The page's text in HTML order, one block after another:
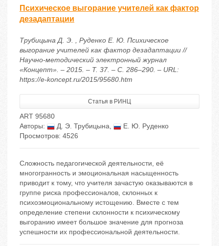
Психическое выгорание учителей как фактор
дезадаптации
Трубицына Д. Э. , Руденко Е. Ю. Психическое
выгорание учителей как фактор дезадаптации //
Научно-методический электронный журнал
«Концепт». – 2015. – Т. 37. – С. 286–290. – URL:
https://e-koncept.ru/2015/95680.htm
Статья в РИНЦ
ART 95680
Авторы:
Д. Э. Трубицына,
Е. Ю. Руденко
Просмотров: 4526
Сложность педагогической деятельности, её
многогранность и эмоциональная насыщенность
приводит к тому, что учителя зачастую оказываются в
группе риска профессионалов, склонных к
психоэмоциональному истощению. Вместе с тем
определение степени склонности к психическому
выгоранию имеет большое значение для прогноза
успешности их профессиональной деятельности.